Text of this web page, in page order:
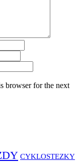
browser for the next
CYKLOSTEZKY